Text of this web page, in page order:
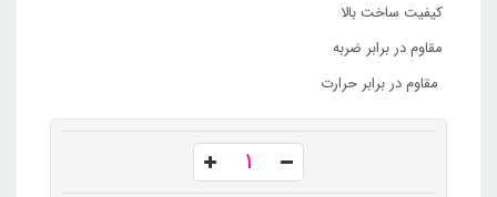
کیفیت ساخت بالا
مقاوم در برابر ضربه
مقاوم در برابر حرارت